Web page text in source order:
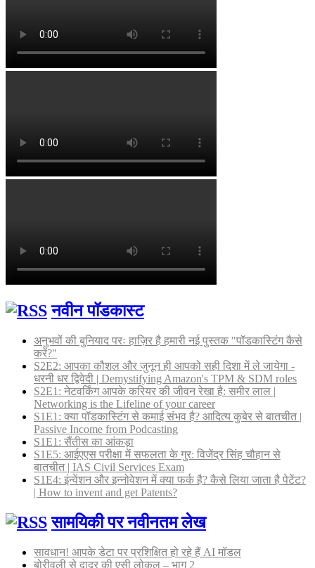
नवीन पॉडकास्ट
अनुभवों की बुनियाद परः हाज़िर है हमारी नई पुस्तक "पॉडकास्टिंग कैसे
करें?"
S2E2: आपका कौशल और जुनून ही आपको सही दिशा में ले जायेगा -
धरनी धर द्विवेदी | Demystifying Amazon's TPM & SDM roles
S2E1: नेटवर्किंग आपके करियर की जीवन रेखा है: समीर लाल |
Networking is the Lifeline of your career
S1E1: क्या पॉडकास्टिंग से कमाई संभव है? आदित्य कुबेर से बातचीत |
Passive Income from Podcasting
S1E1: सैंतीस का आंकड़ा
S1E5: आईएएस परीक्षा में सफलता के गुर: विजेंद्र सिंह चौहान से
बातचीत | IAS Civil Services Exam
S1E4: इंन्वेंशन और इन्नोवेशन में क्या फर्क है? कैसे लिया जाता है पेटेंट?
| How to invent and get Patents?
सामयिकी पर नवीनतम लेख
सावधान! आपके डेटा पर प्रशिक्षित हो रहे हैं AI मॉडल
बोरीवली से दादर की एसी लोकल – भाग 2